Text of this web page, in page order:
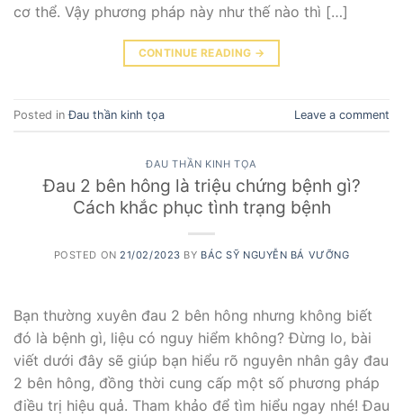
cơ thể. Vậy phương pháp này như thế nào thì […]
CONTINUE READING →
Posted inĐau thần kinh tọa Leave a comment
ĐAU THẦN KINH TỌA
Đau 2 bên hông là triệu chứng bệnh gì?
Cách khắc phục tình trạng bệnh
POSTED ON21/02/2023 BY BÁC SỸ NGUYỄN BÁ VƯỠNG
Bạn thường xuyên đau 2 bên hông nhưng không biết
đó là bệnh gì, liệu có nguy hiểm không? Đừng lo, bài
viết dưới đây sẽ giúp bạn hiểu rõ nguyên nhân gây đau
2 bên hông, đồng thời cung cấp một số phương pháp
điều trị hiệu quả. Tham khảo để tìm hiểu ngay nhé! Đau